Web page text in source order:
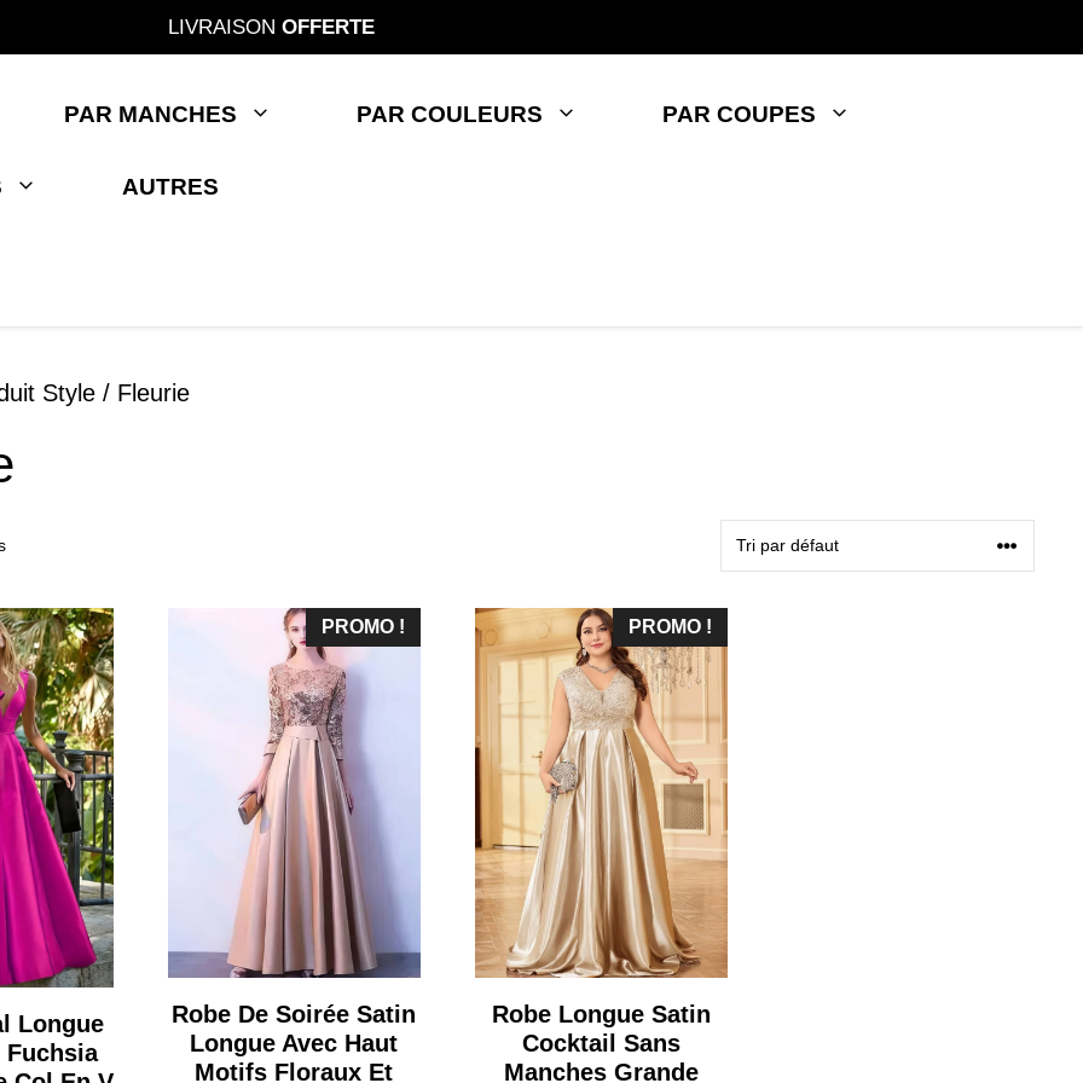
LIVRAISON OFFERTE
PAR MANCHES PAR COULEURS PAR COUPES
AUTRES
Style / Fleurie
Longue
Fuchsia
PROMO !
Robe De Soirée Satin
Longue Avec Haut
Motifs Floraux Et
PROMO !
Robe Longue Satin
Cocktail Sans
Manches Grande